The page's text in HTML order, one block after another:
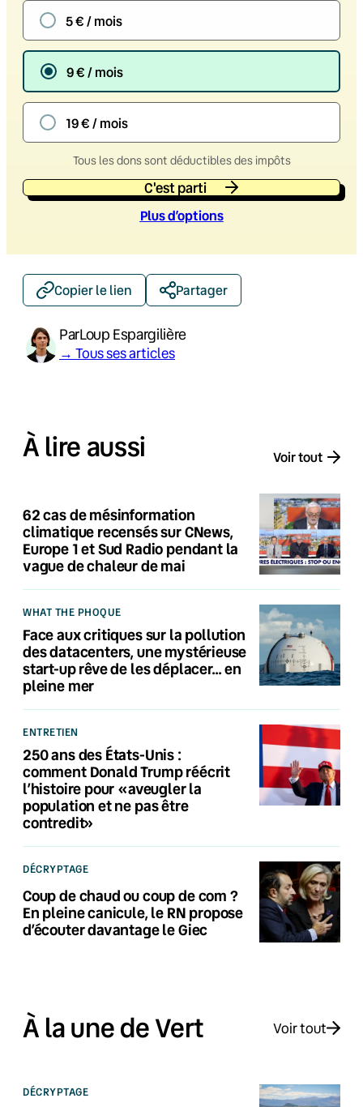
5 € / mois
9 € / mois
19 € / mois
Tous les dons sont déductibles des impôts
C'est parti
Plus d’options
Copier le lien Partager
ParLoup Espargilière
→ Tous ses articles
À lire aussi Voir tout
62 cas de mésinformation
climatique recensés sur CNews,
Europe 1 et Sud Radio pendant la
vague de chaleur de mai
WHAT THE PHOQUE
Face aux critiques sur la pollution
des datacenters, une mystérieuse
start-up rêve de les déplacer… en
pleine mer
ENTRETIEN
250 ans des États-Unis :
comment Donald Trump réécrit
l’histoire pour «aveugler la
population et ne pas être
contredit»
DÉCRYPTAGE
Coup de chaud ou coup de com ?
En pleine canicule, le RN propose
d’écouter davantage le Giec
À la une de Vert Voir tout
DÉCRYPTAGE